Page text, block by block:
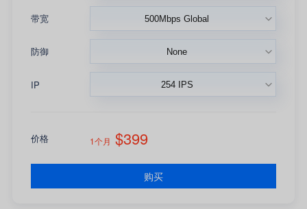
带宽
防御
IP
价格 1个月 $399
购买